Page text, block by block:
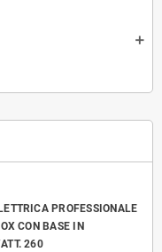
PROFESSIONALE
CON BASE IN
260